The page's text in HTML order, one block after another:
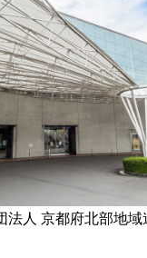
法人 京都府北部地